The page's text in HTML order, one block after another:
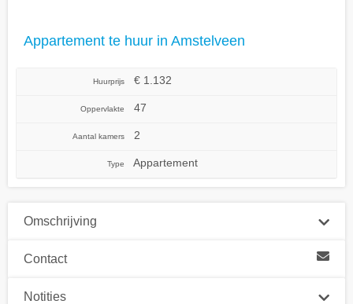
Appartement te huur in Amstelveen
Huurprijs € 1.132
Oppervlakte 47
Aantal kamers 2
Type Appartement
Omschrijving
Contact
Notities